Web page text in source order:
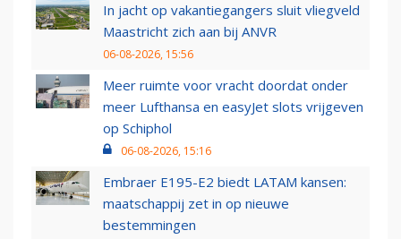
In jacht op vakantiegangers sluit vliegveld
Maastricht zich aan bij ANVR
06-08-2026, 15:56
Meer ruimte voor vracht doordat onder
meer Lufthansa en easyJet slots vrijgeven
op Schiphol
06-08-2026, 15:16
Embraer E195-E2 biedt LATAM kansen:
maatschappij zet in op nieuwe
bestemmingen